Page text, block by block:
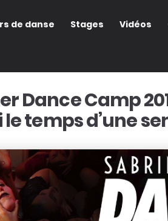
de danse Stages Vidéos
Dance Camp
temps d’une